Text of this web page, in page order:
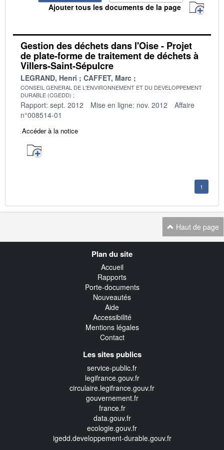
Ajouter tous les documents de la page
Gestion des déchets dans l'Oise - Projet
de plate-forme de traitement de déchets à
Villers-Saint-Sépulcre
LEGRAND, Henri CAFFET, Marc
CONSEIL GENERAL DE L'ENVIRONNEMENT ET DU DEVELOPPEMENT
DURABLE (CGEDD)
Rapport: sept. 2012 Mise en ligne: nov. 2012
Affaire
n°008514-01
Accéder à la notice
1
Haut de page
Plan du site
Accueil
Rapports
Porte-documents
Nouveautés
Aide
Accessibilité
Mentions légales
Contact
Les sites publics
service-public.fr
legifrance.gouv.fr
circulaire.legifrance.gouv.fr
gouvernement.fr
france.fr
data.gouv.fr
ecologie.gouv.fr
igedd.developpement-durable.gouv.fr